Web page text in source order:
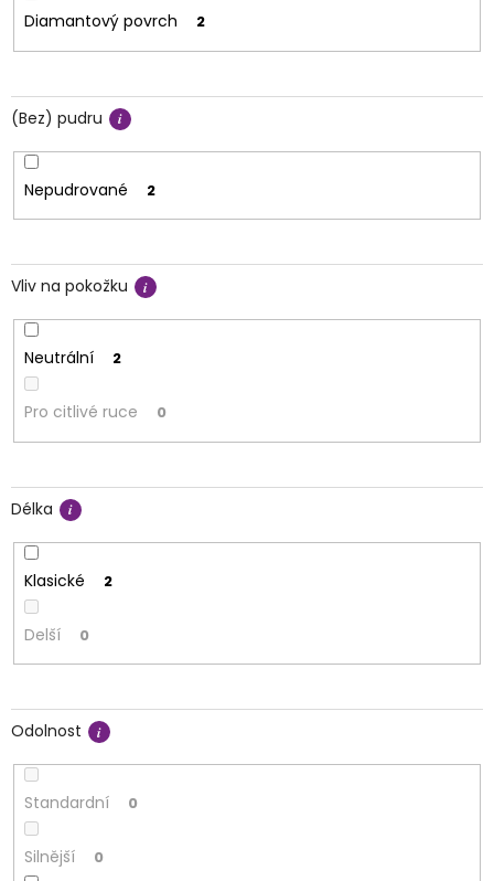
Diamantový povrch 2
(Bez) pudru
Nepudrované 2
Vliv na pokožku
Neutrální 2
Pro citlivé ruce 0
Délka
Klasické 2
Delší 0
Odolnost
Standardní 0
Silnější 0